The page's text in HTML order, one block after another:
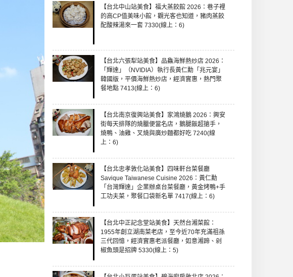
【台北中山站美食】福大蒸餃館 2026：巷子裡
的高CP值美味小館，觀光客也知道，豬肉蒸餃
配酸辣湯來一套 7330(線上：6)
【台北六張犁站美食】品鱻海鮮熱炒店 2026：
「輝達」（NVIDIA）執行長黃仁勳「兆元宴」
韓國版，平價海鮮熱炒店，經濟實惠，熱門聚
餐地點 7413(線上：6)
【台北南京復興站美食】家鴻燒鵝 2026：興安
街每天排隊的燒臘便當名店，鵝腿飯超搶手，
燒鴨、油雞、叉燒與廣炒麵都好吃 7240(線
上：6)
【台北忠孝敦化站美食】四味軒台菜餐廳
Savique Taiwanese Cuisine 2026：黃仁勳
「台灣輝達」企業辦桌台菜餐廳，黃金烤鴨+手
工功夫菜，聚餐口袋新名單 7417(線上：6)
【台北中正記念堂站美食】天然台湘菜館：
1955年創立湖南菜老店，至今近70年充滿祖孫
三代回憶，經濟實惠老派餐廳，如意湘蹄、剁
椒魚頭是招牌 5330(線上：5)